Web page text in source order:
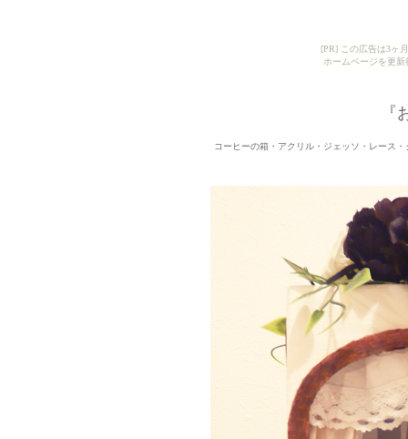
[PR] この広告は3ヶ
ホームページを更
コーヒーの箱・アクリル・ジェッソ・レース